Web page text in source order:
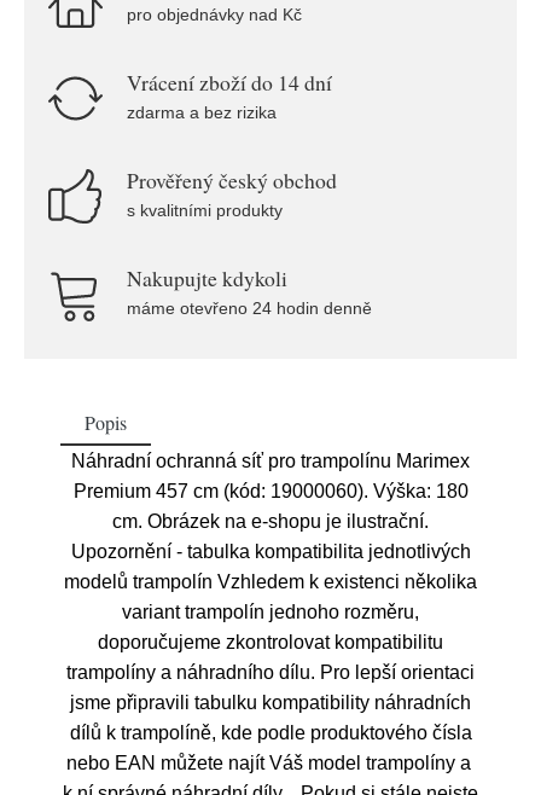
pro objednávky nad Kč
Vrácení zboží do 14 dní
zdarma a bez rizika
Prověřený český obchod
s kvalitními produkty
Nakupujte kdykoli
máme otevřeno 24 hodin denně
Popis
Náhradní ochranná síť pro trampolínu Marimex
Premium 457 cm (kód: 19000060). Výška: 180
cm. Obrázek na e-shopu je ilustrační.
Upozornění - tabulka kompatibilita jednotlivých
modelů trampolín Vzhledem k existenci několika
variant trampolín jednoho rozměru,
doporučujeme zkontrolovat kompatibilitu
trampolíny a náhradního dílu. Pro lepší orientaci
jsme připravili tabulku kompatibility náhradních
dílů k trampolíně, kde podle produktového čísla
nebo EAN můžete najít Váš model trampolíny a